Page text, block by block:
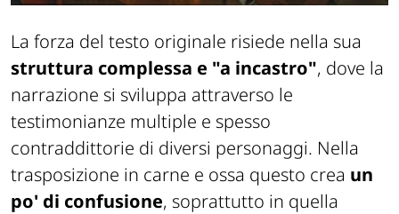
La forza del testo originale risiede nella sua
struttura complessa e "a incastro", dove la
narrazione si sviluppa attraverso le
testimonianze multiple e spesso
contraddittorie di diversi personaggi. Nella
trasposizione in carne e ossa questo crea un
po' di confusione, soprattutto in quella